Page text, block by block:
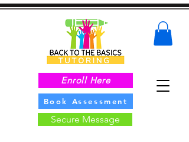
Enroll Here
Book Assessment
Secure Message